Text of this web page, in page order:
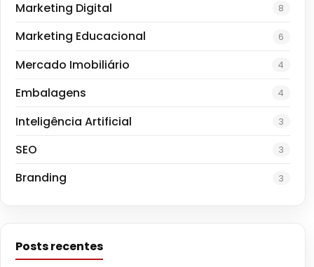
Marketing Digital 8
Marketing Educacional 6
Mercado Imobiliário 4
Embalagens 4
Inteligência Artificial 3
SEO 3
Branding 3
Posts recentes